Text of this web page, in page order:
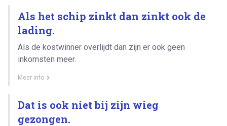
Als het schip zinkt dan zinkt ook de
lading.
Als de kostwinner overlijdt dan zijn er ook geen
inkomsten meer.
Meer info
Dat is ook niet bij zijn wieg
gezongen.